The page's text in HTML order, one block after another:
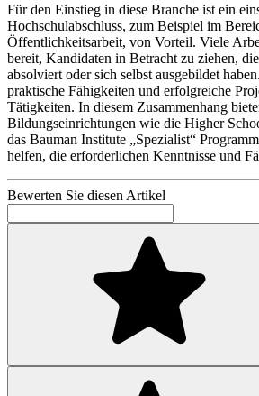
Für den Einstieg in diese Branche ist ein
Hochschulabschluss, zum Beispiel im
Öffentlichkeitsarbeit, von Vorteil. Viele
bereit, Kandidaten in Betracht zu ziehen,
absolviert oder sich selbst ausgebildet
praktische Fähigkeiten und erfolgreiche
Tätigkeiten. In diesem Zusammenhang
Bildungseinrichtungen wie die Higher
das Bauman Institute „Spezialist“
helfen, die erforderlichen Kenntnisse und
Bewerten Sie diesen Artikel